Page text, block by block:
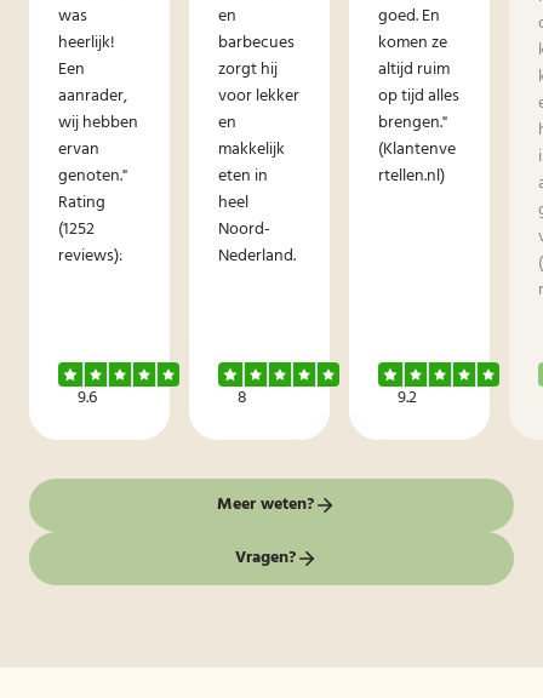
was
heerlijk!
Een
aanrader,
wij hebben
ervan
genoten."
Rating
(1252
reviews):
9.6
en
barbecues
zorgt hij
voor lekker
en
makkelijk
eten in
heel
Noord-
Nederland.
8
goed. En
komen ze
altijd ruim
op tijd alles
brengen."
(Klantenve
rtellen.nl)
9.2
Meer weten?
Vragen?